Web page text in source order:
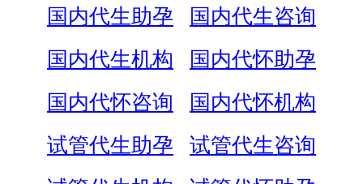
国内代生助孕
国内代生咨询
国内代生机构
国内代怀助孕
国内代怀咨询
国内代怀机构
试管代生助孕
试管代生咨询